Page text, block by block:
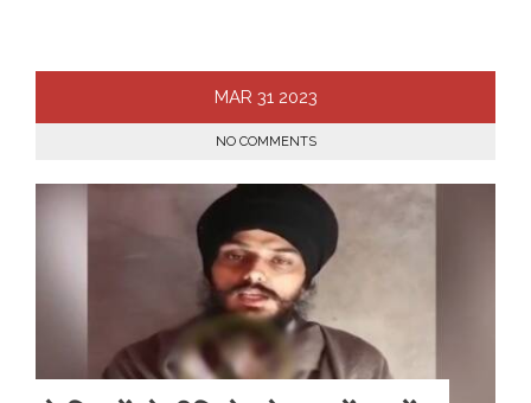
MAR 31 2023
NO COMMENTS